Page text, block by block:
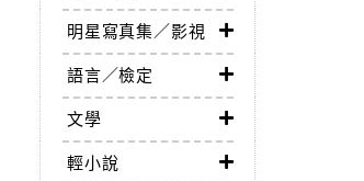
明星寫真集／影視
語言／檢定
文學
輕小說